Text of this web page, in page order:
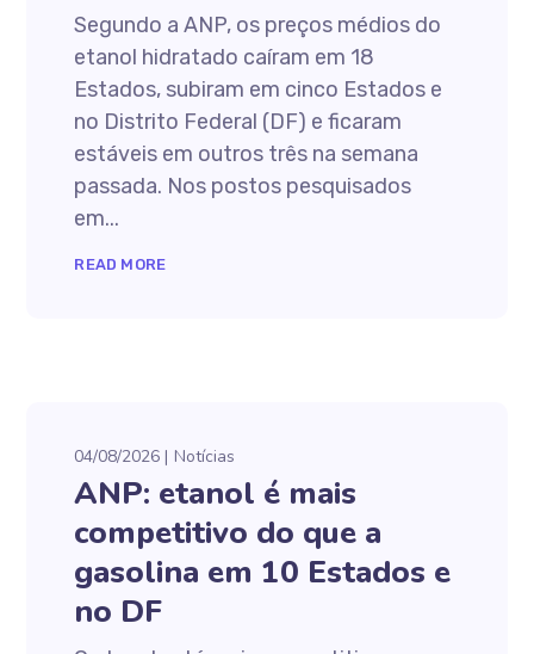
Segundo a ANP, os preços médios do
etanol hidratado caíram em 18
Estados, subiram em cinco Estados e
no Distrito Federal (DF) e ficaram
estáveis em outros três na semana
passada. Nos postos pesquisados
em...
READ MORE
04/08/2026 Notícias
ANP: etanol é mais
competitivo do que a
gasolina em 10 Estados e
no DF